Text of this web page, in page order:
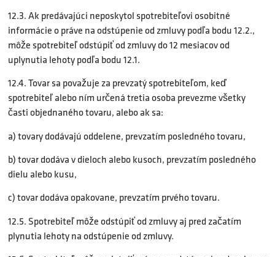
12.3. Ak predávajúci neposkytol spotrebiteľovi osobitné
informácie o práve na odstúpenie od zmluvy podľa bodu 12.2.,
môže spotrebiteľ odstúpiť od zmluvy do 12 mesiacov od
uplynutia lehoty podľa bodu 12.1.
12.4. Tovar sa považuje za prevzatý spotrebiteľom, keď
spotrebiteľ alebo ním určená tretia osoba prevezme všetky
časti objednaného tovaru, alebo ak sa:
a) tovary dodávajú oddelene, prevzatím posledného tovaru,
b) tovar dodáva v dieloch alebo kusoch, prevzatím posledného
dielu alebo kusu,
c) tovar dodáva opakovane, prevzatím prvého tovaru.
12.5. Spotrebiteľ môže odstúpiť od zmluvy aj pred začatím
plynutia lehoty na odstúpenie od zmluvy.